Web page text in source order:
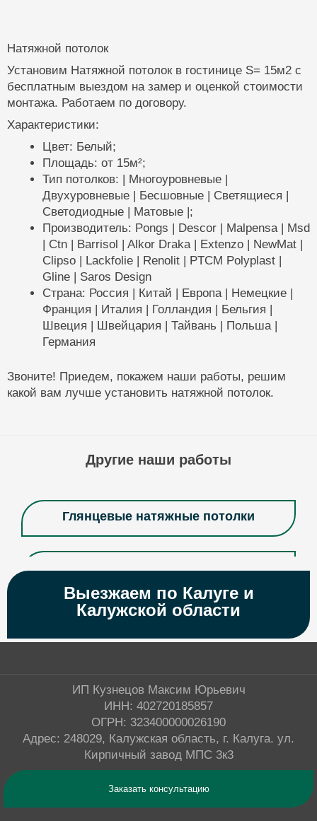
Натяжной потолок
Установим Натяжной потолок в гостинице S= 15м2 с
бесплатным выездом на замер и оценкой стоимости
монтажа. Работаем по договору.
Характеристики:
Цвет: Белый;
Площадь: от 15м²;
Тип потолков: | Многоуровневые |
Двухуровневые | Бесшовные | Светящиеся |
Светодиодные | Матовые |;
Производитель: Pongs | Descor | Malpensa | Msd
| Ctn | Barrisol | Alkor Draka | Extenzo | NewMat |
Clipso | Lackfolie | Renolit | PTCM Polyplast |
Gline | Saros Design
Страна: Россия | Китай | Европа | Немецкие |
Франция | Италия | Голландия | Бельгия |
Швеция | Швейцария | Тайвань | Польша |
Германия
Звоните! Приедем, покажем наши работы, решим
какой вам лучше установить натяжной потолок.
Другие наши работы
Глянцевые натяжные потолки
Дизайнерские натяжные потолки
Многоуровневые натяжные потолки
Натяжные потолки Pongs
Выезжаем по Калуге и
Калужской области
ИП Кузнецов Максим Юрьевич
ИНН: 402720185857
ОГРН: 323400000026190
Адрес: 248029, Калужская область, г. Калуга. ул.
Кирпичный завод МПС 3к3
Заказать консультацию